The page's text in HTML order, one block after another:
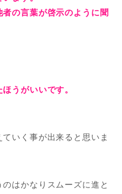
の言葉が啓示のように聞
うがいいです。
いく事が出来ると思いま
はかなりスムーズに進と